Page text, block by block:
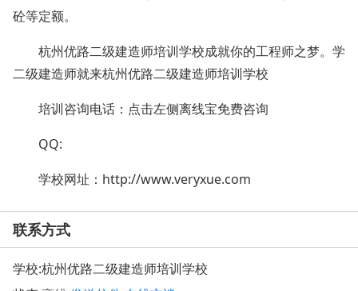
砼等定额。
杭州优路二级建造师培训学校成就你的工程师之梦。学
二级建造师就来杭州优路二级建造师培训学校
培训咨询电话：点击左侧离线宝免费咨询
QQ:
学校网址： http://www.veryxue.com
联系方式
学校:杭州优路二级建造师培训学校